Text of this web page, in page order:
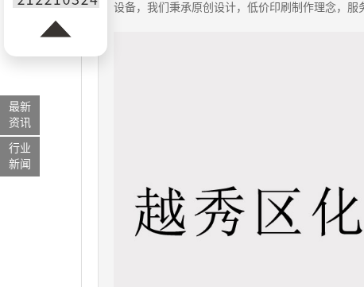
设备，我们秉承原创设计，低价印刷制作理念，服
最新
资讯
行业
新闻